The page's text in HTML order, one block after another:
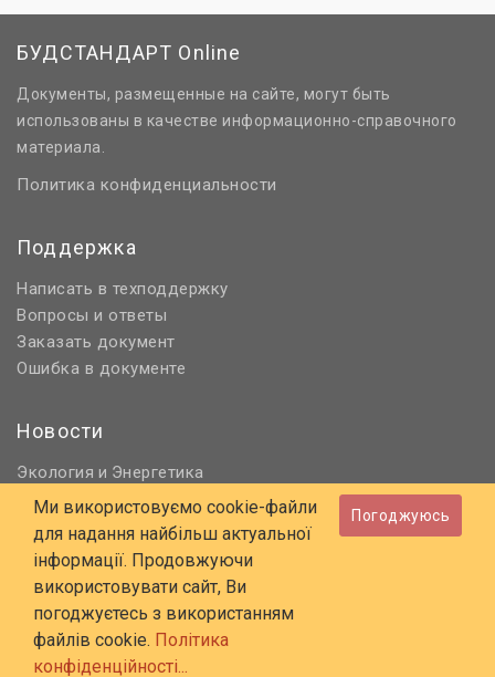
БУДСТАНДАРТ Online
Документы, размещенные на сайте, могут быть
использованы в качестве информационно-справочного
материала.
Политика конфиденциальности
Поддержка
Написать в техподдержку
Вопросы и ответы
Заказать документ
Ошибка в документе
Новости
Экология и Энергетика
Нормативное регулирование
Строительство и проектирование
Охрана труда и ПБ
© 2006 - 2026 Все права защищены
E-mail:
online@budstandart.com
Ми використовуємо cookie-файли
для надання найбільш актуальної
інформації. Продовжуючи
використовувати сайт, Ви
погоджуєтесь з використанням
файлів cookie. Політика
конфіденційності...
Погоджуюсь